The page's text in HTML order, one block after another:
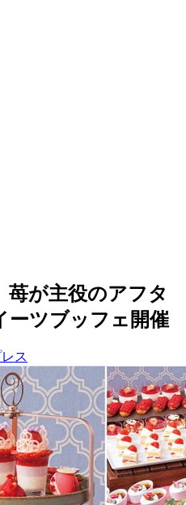
苺が主役のアフタ
ーツブッフェ開催
ス